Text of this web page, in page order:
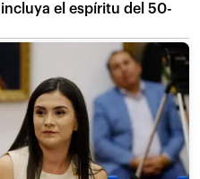
el espíritu del 50-